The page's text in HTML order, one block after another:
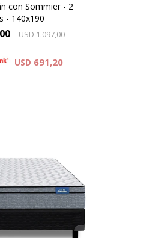
con Sommier - 2
- 140x190
USD1.097,00
USD 691,20
y mayor
de colchón 24 cm
del colchón y el
gracias a las
de espuma